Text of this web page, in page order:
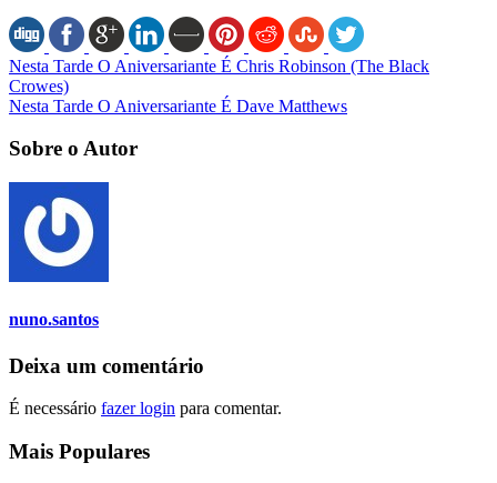
Nesta Tarde O Aniversariante É Chris Robinson (The Black
Crowes)
Nesta Tarde O Aniversariante É Dave Matthews
Sobre o Autor
nuno.santos
Deixa um comentário
É necessário fazer login para comentar.
Mais Populares